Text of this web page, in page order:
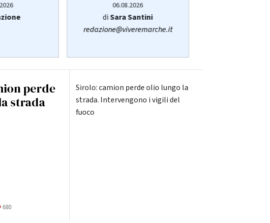
06.08.2026
diSara Santini
redazione@viveremarche.it
perde
strada
680
Sirolo: camion perde olio lungo la
strada. Intervengono i vigili del
fuoco